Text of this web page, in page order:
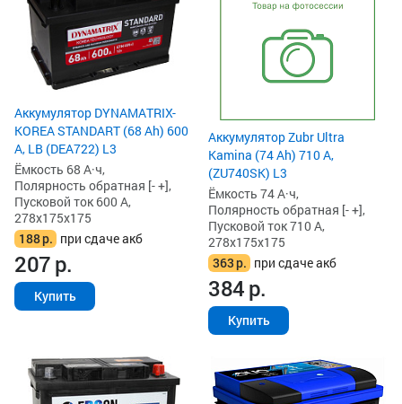
Аккумулятор DYNAMATRIX-
KOREA STANDART (68 Ah) 600
А, LB (DEA722) L3
Ёмкость 68 А·ч,
Полярность обратная [- +],
Пусковой ток 600 А,
278x175x175
188р. при сдаче акб
207р.
Купить
Аккумулятор Zubr Ultra
Kamina (74 Ah) 710 А,
(ZU740SK) L3
Ёмкость 74 А·ч,
Полярность обратная [- +],
Пусковой ток 710 А,
278x175x175
363р. при сдаче акб
384р.
Купить